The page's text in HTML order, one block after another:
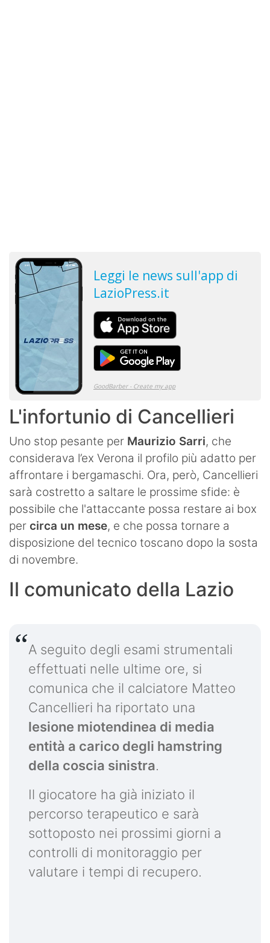
L'infortunio di Cancellieri
Uno stop pesante per Maurizio Sarri, che
considerava l’ex Verona il profilo più adatto per
affrontare i bergamaschi. Ora, però, Cancellieri
sarà costretto a saltare le prossime sfide: è
possibile che l'attaccante possa restare ai box
per circa un mese, e che possa tornare a
disposizione del tecnico toscano dopo la sosta
di novembre.
Il comunicato della Lazio
A seguito degli esami strumentali
effettuati nelle ultime ore, si
comunica che il calciatore Matteo
Cancellieri ha riportato una
lesione miotendinea di media
entità a carico degli hamstring
della coscia sinistra.
Il giocatore ha già iniziato il
percorso terapeutico e sarà
sottoposto nei prossimi giorni a
controlli di monitoraggio per
valutare i tempi di recupero.